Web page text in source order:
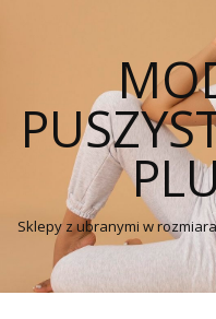
Sklepy z ubranymi w